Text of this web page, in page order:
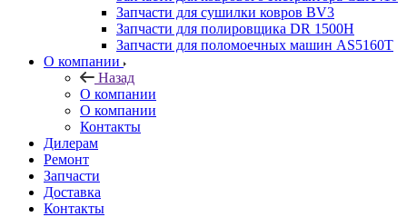
Запчасти для сушилки ковров BV3
Запчасти для полировщика DR 1500H
Запчасти для поломоечных машин AS5160T
О компании
Назад
О компании
О компании
Контакты
Дилерам
Ремонт
Запчасти
Доставка
Контакты